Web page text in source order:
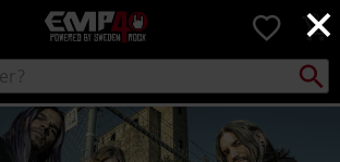
×
EMP
-
Musik,
TV
Spelmerch
0
Sök